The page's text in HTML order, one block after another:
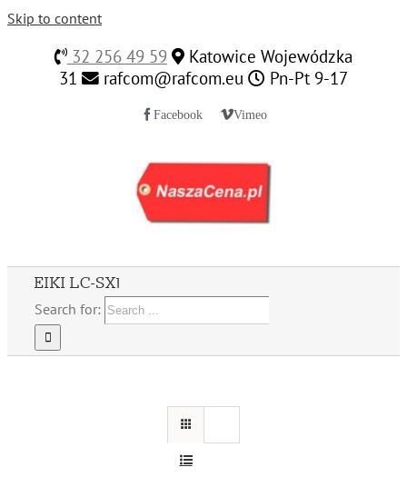
Skip to content
32 256 49 59
Katowice Wojewódzka
31
rafcom@rafcom.eu Pn-Pt 9-17
Facebook Vimeo
EIKI LC-SX1
Search for: